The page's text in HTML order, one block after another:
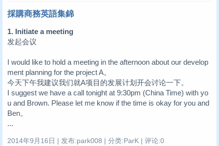
採購商務英語集錦
1. Initiate a meeting
发起会议
I would like to hold a meeting in the afternoon about our develop
ment planning for the project A。
今天下午我建议我们就A项目的发展计划开会讨论一下。
I suggest we have a call tonight at 9:30pm (China Time) with yo
u and Brown. Please let me know if the time is okay for you and
Ben。
...
2014年9月16日 | 发布:park008 | 分类:ParK | 评论:0